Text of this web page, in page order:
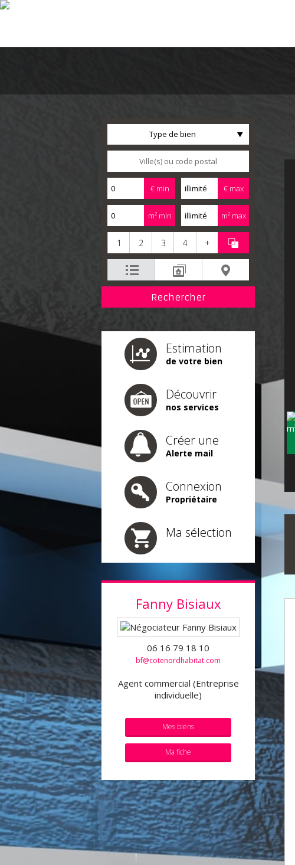
Type de bien
€ min € max
m² min m² max
1 2 3 4 +
Estimation
de votre bien
Découvrir
nos services
Créer une
Alerte mail
Connexion
Propriétaire
Ma sélection
Fanny Bisiaux
06 16 79 18 10
bf@cotenordhabitat.com
Agent commercial (Entreprise
individuelle)
Mes biens
Ma fiche